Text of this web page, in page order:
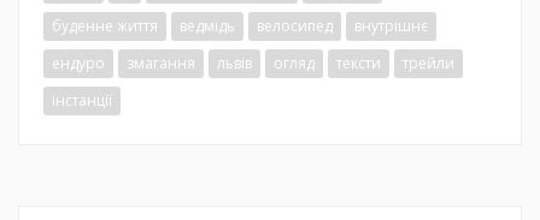
буденне життя
ведмідь велосипед
внутрішнє
ендуро
змагання львів огляд тексти
трейли
інстанції